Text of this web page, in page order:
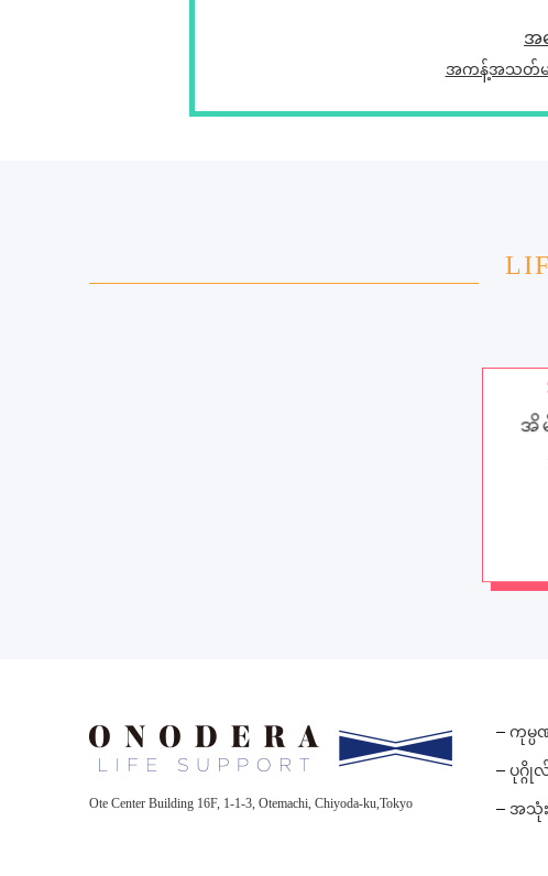
အ
အကန့်အသတ်မရှိ
Ote Center Building 16F, 1-1-3, Otemachi, Chiyoda-ku,Tokyo
ကုမ္ပ
ပုဂ္ဂို
အသုံး